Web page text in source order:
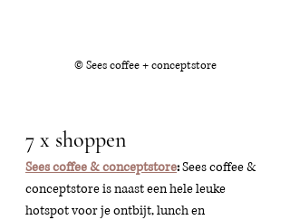
© Sees coffee + conceptstore
7 x shoppen
Sees coffee & conceptstore: Sees coffee &
conceptstore is naast een hele leuke
hotspot voor je ontbijt, lunch en